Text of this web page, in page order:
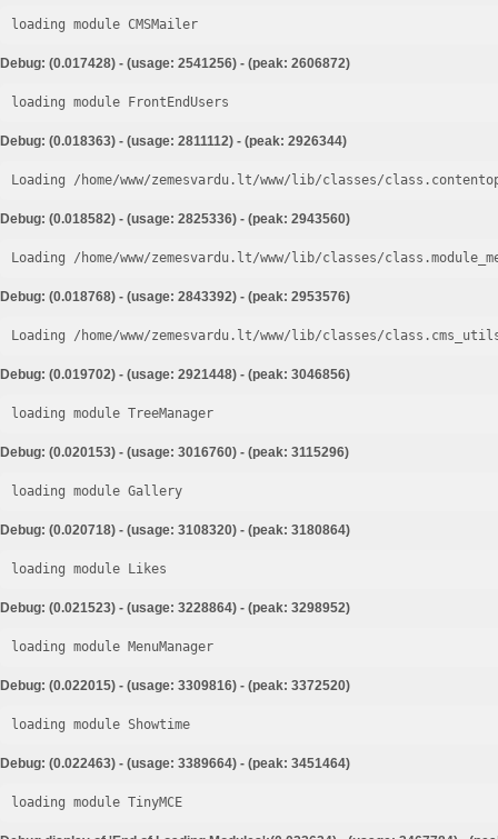
loading module CMSMailer
Debug: (0.017428) - (usage: 2541256) - (peak: 2606872)
loading module FrontEndUsers
Debug: (0.018363) - (usage: 2811112) - (peak: 2926344)
Loading /home/www/zemesvardu.lt/www/lib/classes/
Debug: (0.018582) - (usage: 2825336) - (peak: 2943560)
Loading /home/www/zemesvardu.lt/www/lib/classes/
Debug: (0.018768) - (usage: 2843392) - (peak: 2953576)
Loading /home/www/zemesvardu.lt/www/lib/classes/
Debug: (0.019702) - (usage: 2921448) - (peak: 3046856)
loading module TreeManager
Debug: (0.020153) - (usage: 3016760) - (peak: 3115296)
loading module Gallery
Debug: (0.020718) - (usage: 3108320) - (peak: 3180864)
loading module Likes
Debug: (0.021523) - (usage: 3228864) - (peak: 3298952)
loading module MenuManager
Debug: (0.022015) - (usage: 3309816) - (peak: 3372520)
loading module Showtime
Debug: (0.022463) - (usage: 3389664) - (peak: 3451464)
loading module TinyMCE